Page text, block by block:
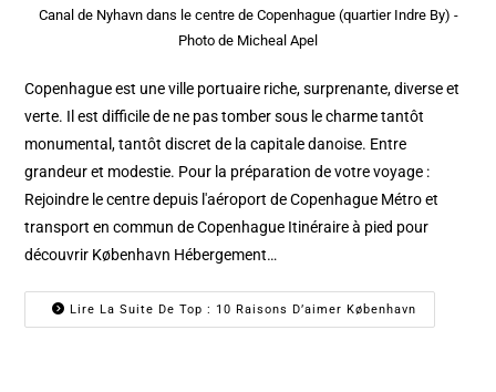
Canal de Nyhavn dans le centre de Copenhague (quartier Indre By) -
Photo de Micheal Apel
Copenhague est une ville portuaire riche, surprenante, diverse et
verte. Il est difficile de ne pas tomber sous le charme tantôt
monumental, tantôt discret de la capitale danoise. Entre
grandeur et modestie. Pour la préparation de votre voyage :
Rejoindre le centre depuis l'aéroport de Copenhague Métro et
transport en commun de Copenhague Itinéraire à pied pour
découvrir København Hébergement…
Lire La Suite De Top : 10 Raisons D’aimer København